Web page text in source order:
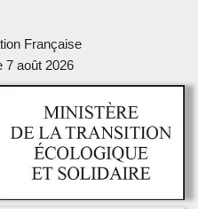
Française
7 août 2026